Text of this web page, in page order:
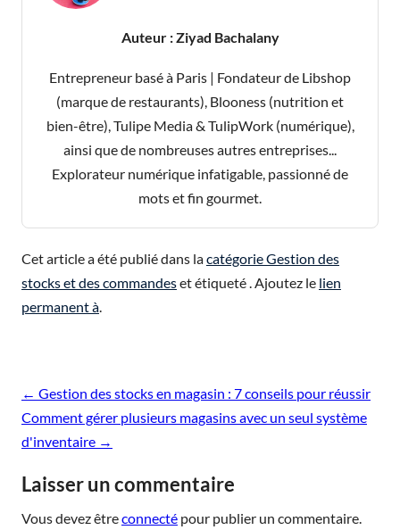
Auteur :Ziyad Bachalany
Entrepreneur basé à Paris | Fondateur de Libshop
(marque de restaurants), Blooness (nutrition et
bien-être), Tulipe Media & TulipWork (numérique),
ainsi que de nombreuses autres entreprises...
Explorateur numérique infatigable, passionné de
mots et fin gourmet.
Cet article a été publié dans lacatégorie Gestion des
stocks et des commandeset étiqueté . Ajoutez le lien
permanent à
Navigation
des
articles
← Gestion des stocks en magasin : 7 conseils pour réussir
Comment gérer plusieurs magasins avec un seul système
d'inventaire →
Laisser un commentaire
Vous devez êtreconnecté pour publier un commentaire.